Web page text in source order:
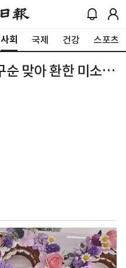
사회 국제 건강 스포츠
순 맞아 환한 미소…